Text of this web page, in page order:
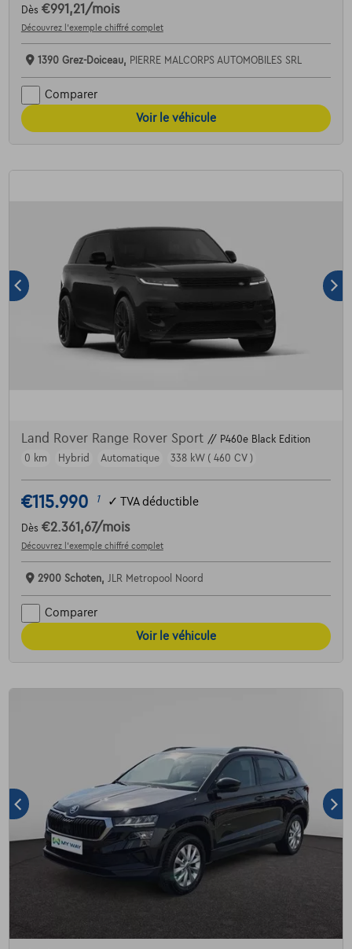
Dès €991,21 /mois
Découvrez l’exemple chiffré complet
1390 Grez-Doiceau, PIERRE MALCORPS AUTOMOBILES SRL
Comparer
Voir le véhicule
Land Rover Range Rover Sport // P460e Black Edition
0 km
Hybrid Automatique 338 kW ( 460 CV )
€115.990 1 ✓ TVA déductible
Dès €2.361,67/mois
Découvrez l’exemple chiffré complet
2900 Schoten, JLR Metropool Noord
Comparer
Voir le véhicule